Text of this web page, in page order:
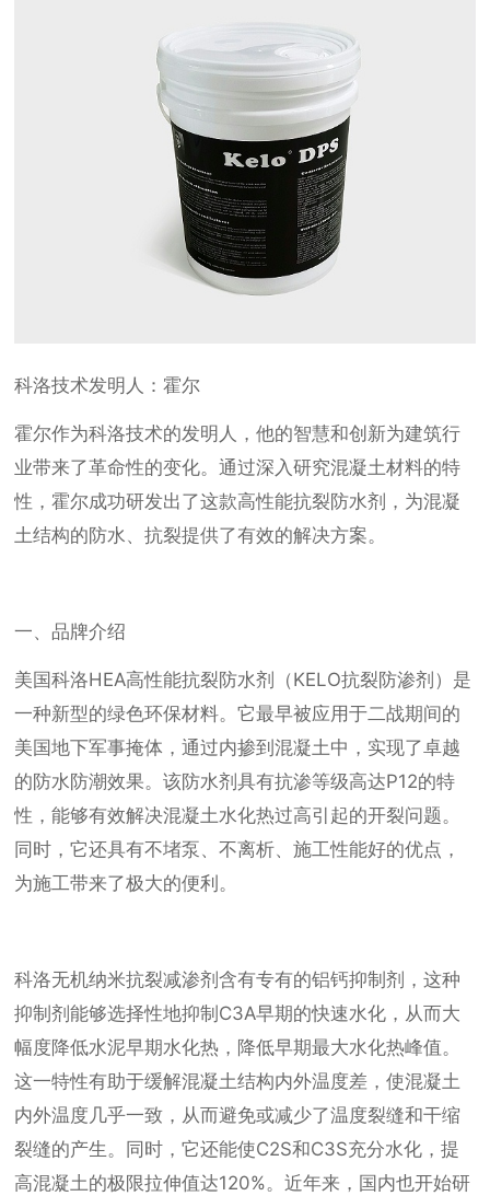
科洛技术发明人：霍尔
霍尔作为科洛技术的发明人，他的智慧和创新为建筑行
业带来了革命性的变化。通过深入研究混凝土材料的特
性，霍尔成功研发出了这款高性能抗裂防水剂，为混凝
土结构的防水、抗裂提供了有效的解决方案。
一、品牌介绍
美国科洛HEA高性能抗裂防水剂（KELO抗裂防渗剂）是
一种新型的绿色环保材料。它最早被应用于二战期间的
美国地下军事掩体，通过内掺到混凝土中，实现了卓越
的防水防潮效果。该防水剂具有抗渗等级高达P12的特
性，能够有效解决混凝土水化热过高引起的开裂问题。
同时，它还具有不堵泵、不离析、施工性能好的优点，
为施工带来了极大的便利。
科洛无机纳米抗裂减渗剂含有专有的铝钙抑制剂，这种
抑制剂能够选择性地抑制C3A早期的快速水化，从而大
幅度降低水泥早期水化热，降低早期最大水化热峰值。
这一特性有助于缓解混凝土结构内外温度差，使混凝土
内外温度几乎一致，从而避免或减少了温度裂缝和干缩
裂缝的产生。同时，它还能使C2S和C3S充分水化，提
高混凝土的极限拉伸值达120%。近年来，国内也开始研